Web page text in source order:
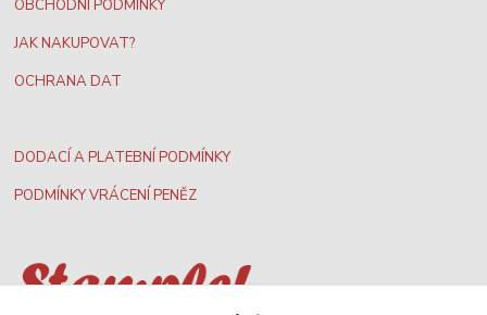
OBCHODNÍ PODMÍNKY
JAK NAKUPOVAT?
OCHRANA DAT
DODACÍ A PLATEBNÍ PODMÍNKY
PODMÍNKY VRÁCENÍ PENĚZ